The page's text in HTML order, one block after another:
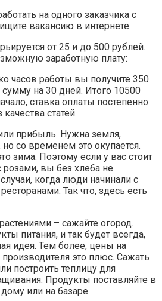
на одного заказчика с
вакансию в интернете.
от 25 и до 500 рублей.
заработную плату:
часов работы вы получите 350
на 30 дней. Итого 10500
ставка оплаты постепенно
статей.
прибыль. Нужна земля,
со временем это окупается.
зима. Поэтому если у вас стоит
розами, вы без хлеба не
когда люди начинали с
Так что, здесь есть
– сажайте огород.
питания, и так будет всегда,
идея. Тем более, цены на
это плюс. Сажать
построить теплицу для
Продукты поставляйте в
или на базаре.